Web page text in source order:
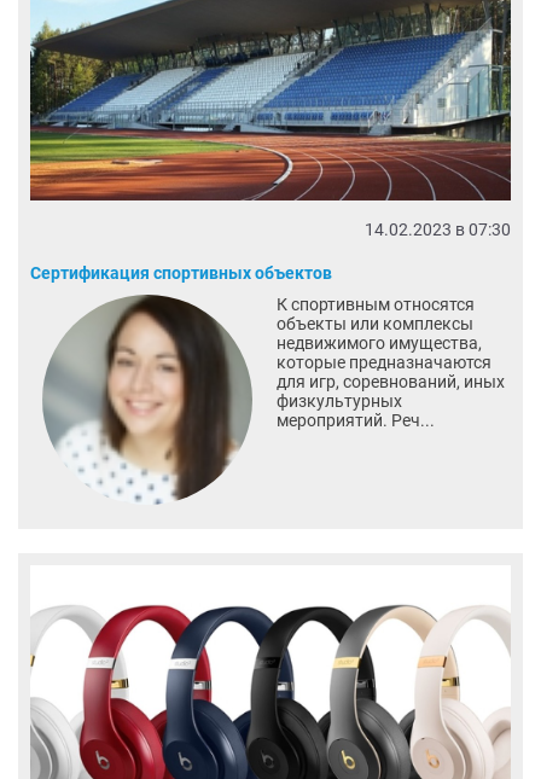
14.02.2023 в 07:30
Сертификация спортивных объектов
К спортивным относятся
объекты или комплексы
недвижимого имущества,
которые предназначаются
для игр, соревнований, иных
физкультурных
мероприятий. Реч...